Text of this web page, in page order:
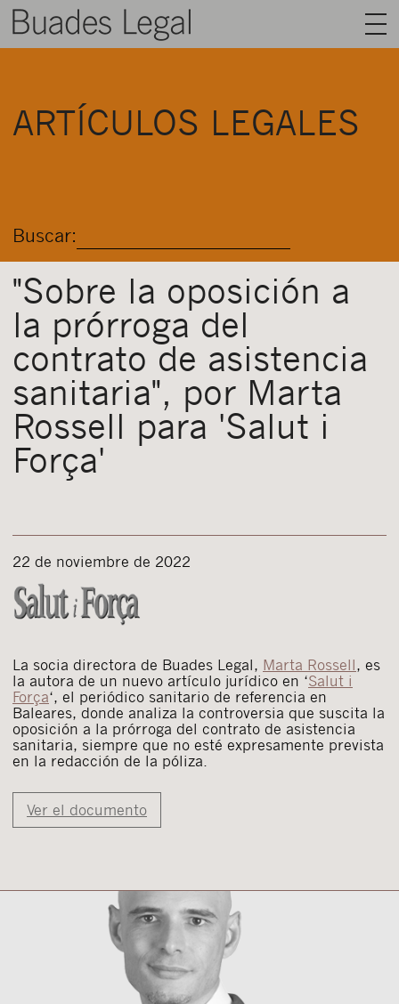
ÁREAS
CONTACTO
ARTÍCULOS LEGALES
Buscar:
"Sobre la oposición a
la prórroga del
contrato de asistencia
sanitaria", por Marta
Rossell para 'Salut i
Força'
22 de noviembre de 2022
La socia directora de Buades Legal, Marta Rossell, es
la autora de un nuevo artículo jurídico en ‘Salut i
Força‘, el periódico sanitario de referencia en
Baleares, donde analiza la controversia que suscita la
oposición a la prórroga del contrato de asistencia
sanitaria, siempre que no esté expresamente prevista
en la redacción de la póliza.
Ver el documento